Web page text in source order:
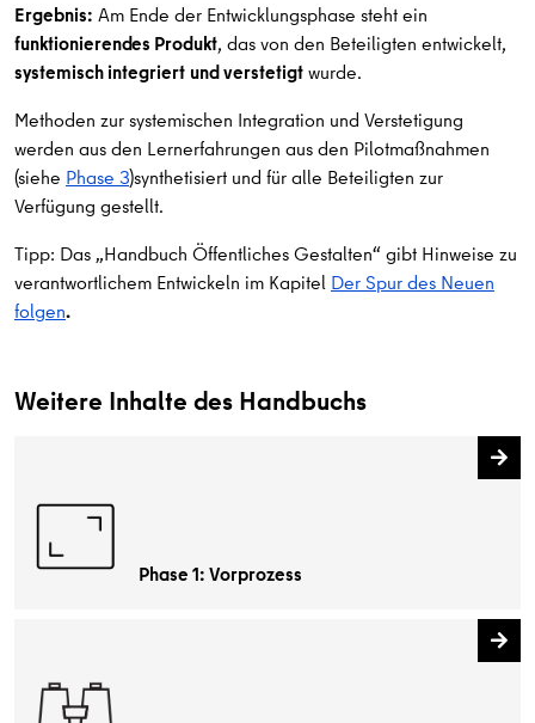
Ergebnis: Am Ende der Entwicklungsphase steht ein
funktionierendes Produkt, das von den Beteiligten entwickelt,
systemisch integriert und verstetigtwurde.
Methoden zur systemischen Integration und Verstetigung
werden aus den Lernerfahrungen aus den Pilotmaßnahmen
(siehe Phase 3)synthetisiert und für alle Beteiligten zur
Verfügung gestellt.
Tipp: Das „Handbuch Öffentliches Gestalten“ gibt Hinweise zu
verantwortlichem Entwickeln im Kapitel Der Spur des Neuen
folgen.
Weitere Inhalte des Handbuchs
Phase 1: Vorprozess